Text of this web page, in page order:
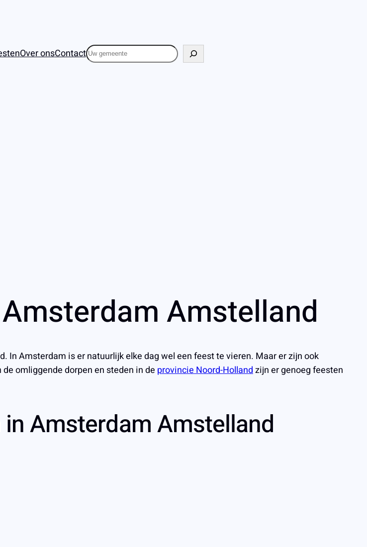
Over onsContactZoeken
Amstelland
Amsterdam is er natuurlijk elke dag wel een feest te vieren. Maar er zijn ook
omliggende dorpen en steden in de provincie Noord-Hollandzijn er genoeg feesten
Amsterdam Amstelland